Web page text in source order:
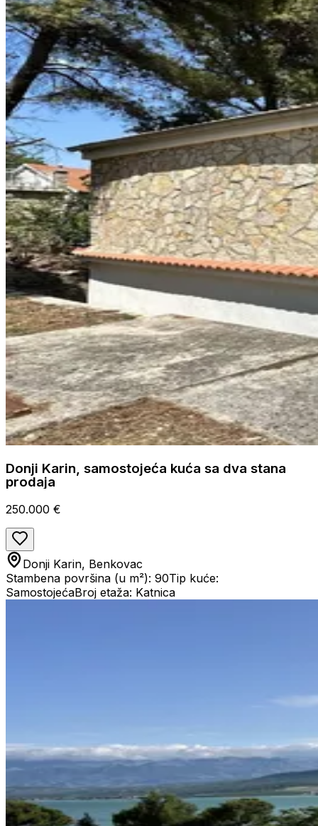
Donji Karin, samostojeća kuća sa dva stana
prodaja
250.000 €
Donji Karin, Benkovac
Stambena površina (u m²): 90Tip kuće:
SamostojećaBroj etaža: Katnica